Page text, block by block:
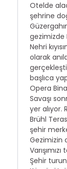
Otelde
şehrine
gezimizde
Nehri
olarak
başlıca
Opera
Savaşı
yer alıyor.
Brühl
şehir
Gezimizin
Şehir